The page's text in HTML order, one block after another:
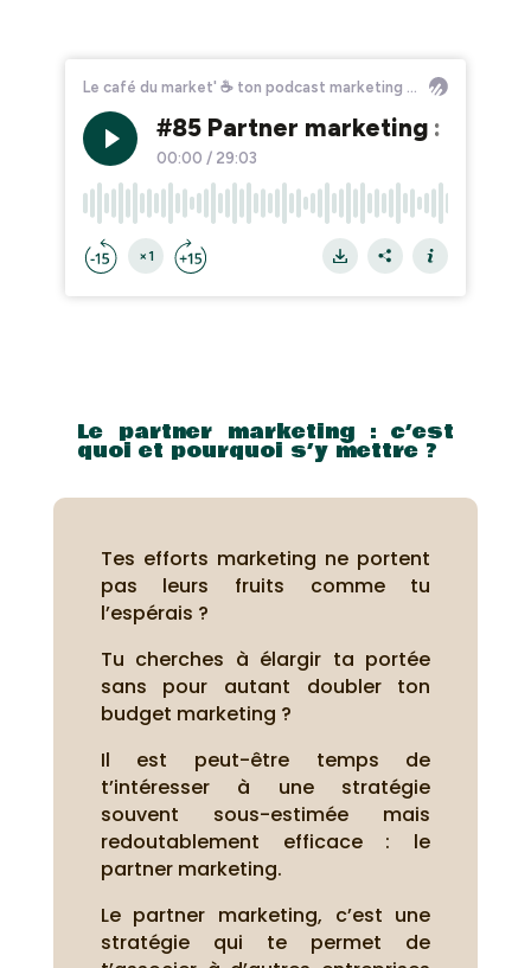
Le partner marketing : c’est
quoi et pourquoi s’y mettre ?
Tes efforts marketing ne portent
pas leurs fruits comme tu
l’espérais ?
Tu cherches à élargir ta portée
sans pour autant doubler ton
budget marketing ?
Il est peut-être temps de
t’intéresser à une stratégie
souvent sous-estimée mais
redoutablement efficace : le
partner marketing.
Le partner marketing, c’est une
stratégie qui te permet de